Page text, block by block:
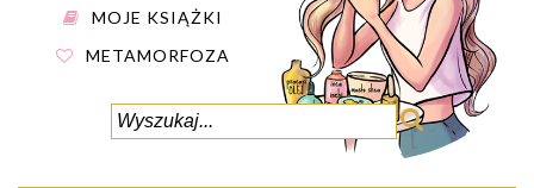
MOJE KSIĄŻKI
METAMORFOZA